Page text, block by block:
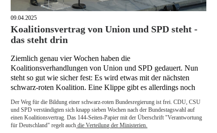
09.04.2025
Koalitionsvertrag von Union und SPD steht -
das steht drin
Ziemlich genau vier Wochen haben die
Koalitionsverhandlungen von Union und SPD gedauert. Nun
steht so gut wie sicher fest: Es wird etwas mit der nächsten
schwarz-roten Koalition. Eine Klippe gibt es allerdings noch
Der Weg für die Bildung einer schwarz-roten Bundesregierung ist frei. CDU, CSU
und SPD verständigten sich knapp sieben Wochen nach der Bundestagswahl auf
einen Koalitionsvertrag. Das 144-Seiten-Papier mit der Überschrift "Verantwortung
für Deutschland" regelt auch die Verteilung der Ministerien.